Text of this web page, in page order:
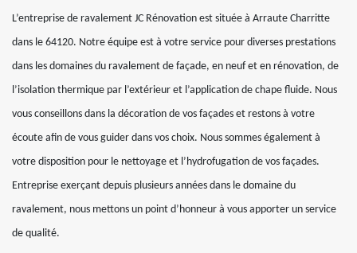
L’entreprise de ravalement JC Rénovation est située à Arraute Charritte
dans le 64120. Notre équipe est à votre service pour diverses prestations
dans les domaines du ravalement de façade, en neuf et en rénovation, de
l’isolation thermique par l’extérieur et l’application de chape fluide. Nous
vous conseillons dans la décoration de vos façades et restons à votre
écoute afin de vous guider dans vos choix. Nous sommes également à
votre disposition pour le nettoyage et l’hydrofugation de vos façades.
Entreprise exerçant depuis plusieurs années dans le domaine du
ravalement, nous mettons un point d’honneur à vous apporter un service
de qualité.